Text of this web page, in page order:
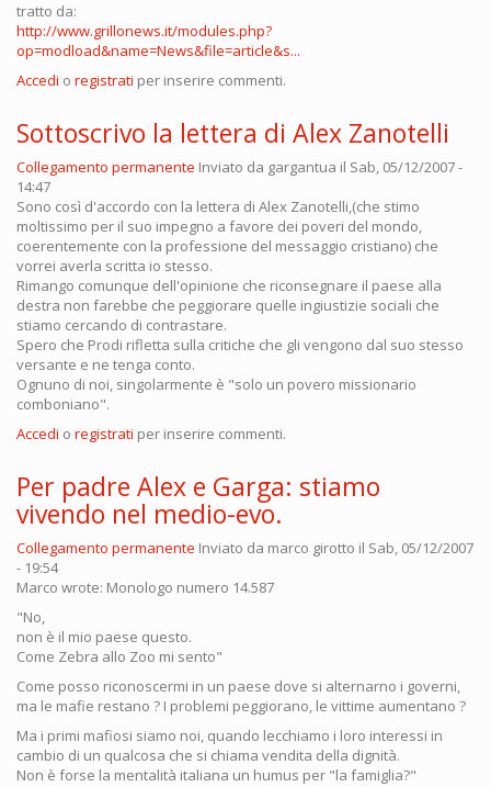
tratto da:
http://www.grillonews.it/modules.php?
op=modload&name=News&file=article&s...
Accedi o registrati per inserire commenti.
Sottoscrivo la lettera di Alex Zanotelli
Collegamento permanente Inviato da gargantua il Sab, 05/12/2007 -
14:47
Sono così d'accordo con la lettera di Alex Zanotelli,(che stimo
moltissimo per il suo impegno a favore dei poveri del mondo,
coerentemente con la professione del messaggio cristiano) che
vorrei averla scritta io stesso.
Rimango comunque dell'opinione che riconsegnare il paese alla
destra non farebbe che peggiorare quelle ingiustizie sociali che
stiamo cercando di contrastare.
Spero che Prodi rifletta sulla critiche che gli vengono dal suo stesso
versante e ne tenga conto.
Ognuno di noi, singolarmente è "solo un povero missionario
comboniano".
Accedi o registrati per inserire commenti.
Per padre Alex e Garga: stiamo
vivendo nel medio-evo.
Collegamento permanente Inviato da marco girotto il Sab, 05/12/2007
- 19:54
Marco wrote: Monologo numero 14.587
"No,
non è il mio paese questo.
Come Zebra allo Zoo mi sento"
Come posso riconoscermi in un paese dove si alternarno i governi,
ma le mafie restano ? I problemi peggiorano, le vittime aumentano ?
Ma i primi mafiosi siamo noi, quando lecchiamo i loro interessi in
cambio di un qualcosa che si chiama vendita della dignità.
Non è forse la mentalità italiana un humus per "la famiglia?"